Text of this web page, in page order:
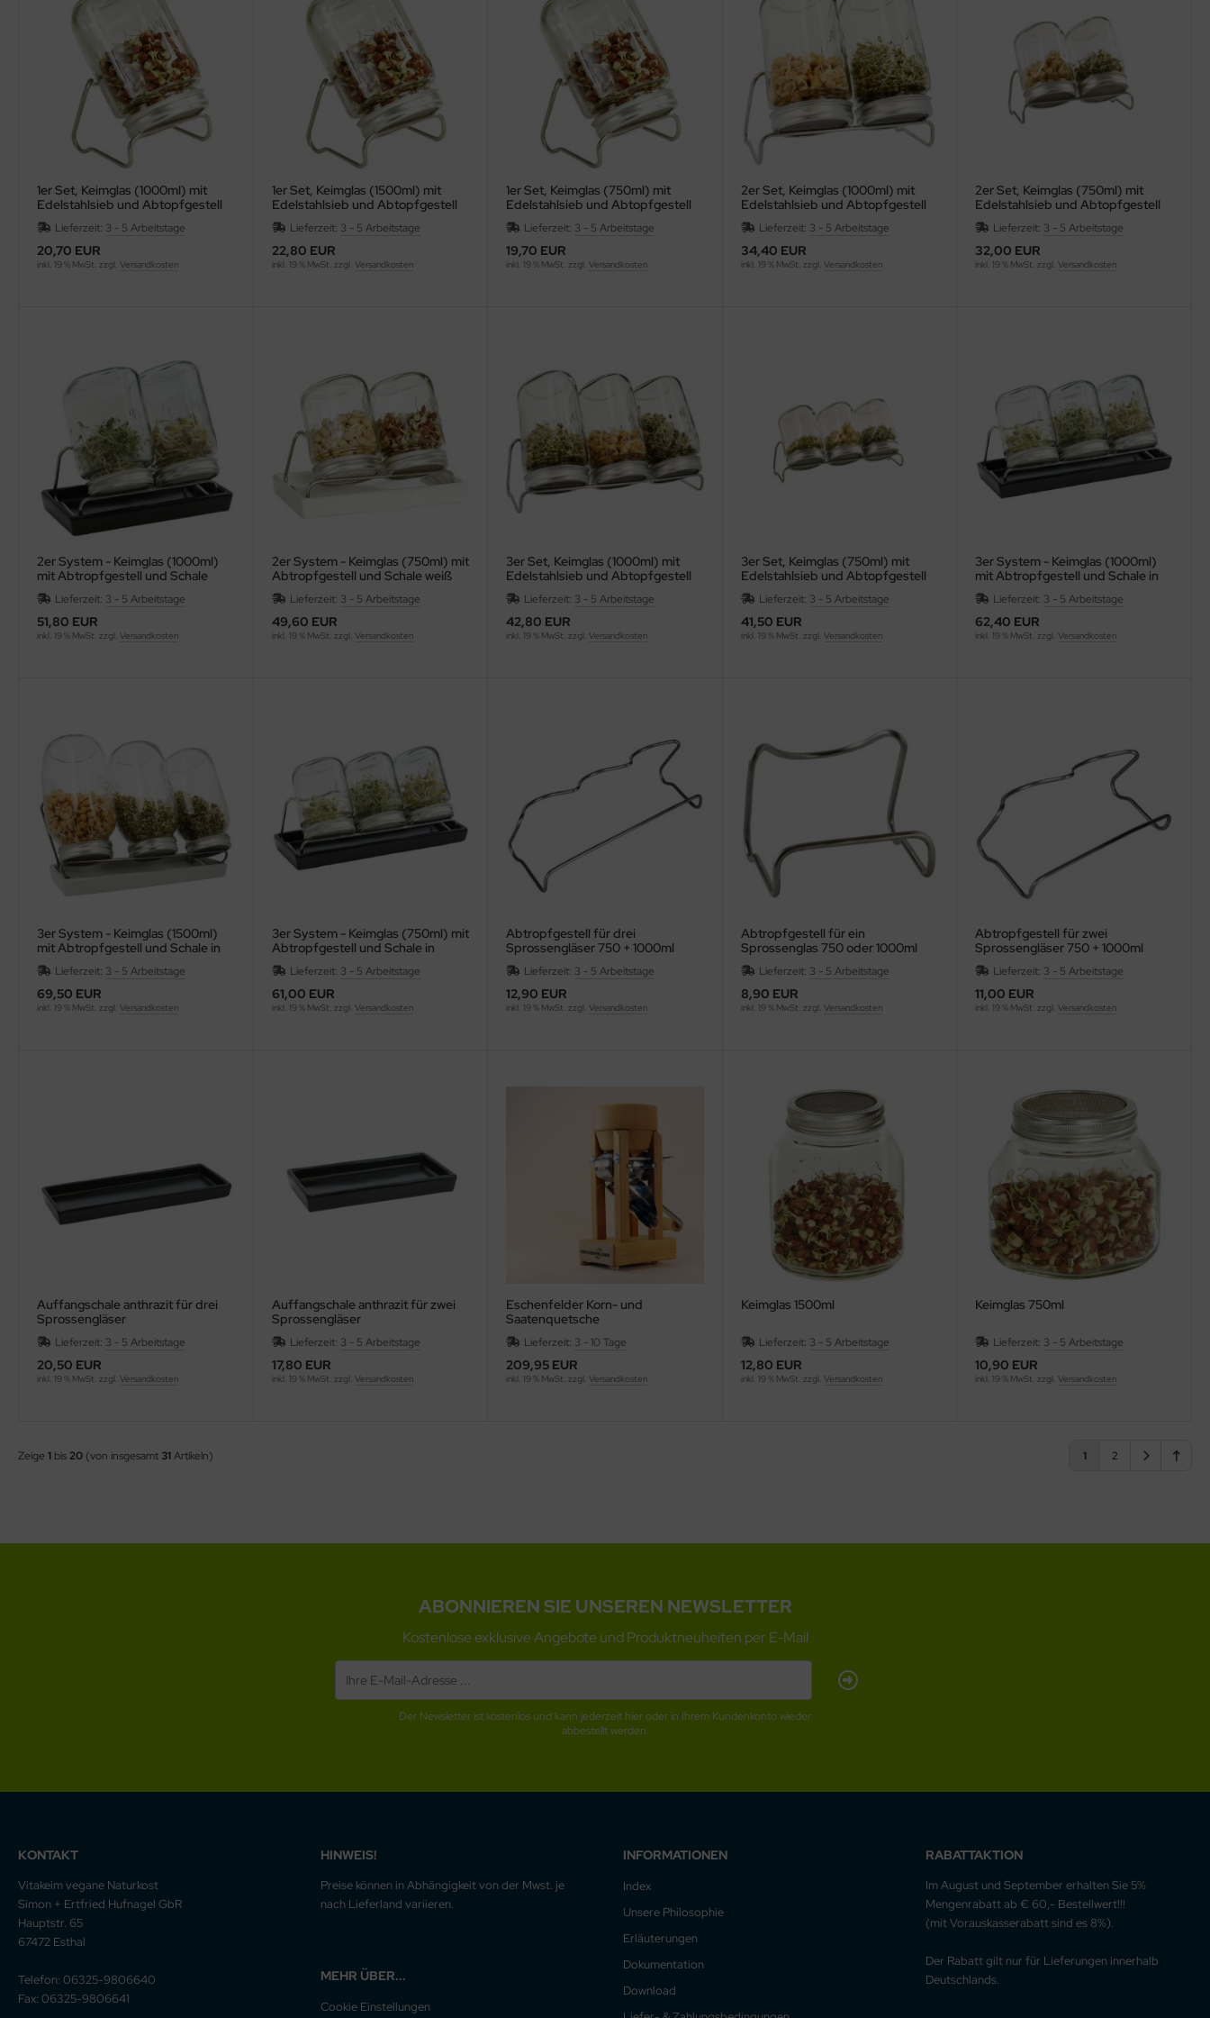
1er Set, Keimglas (1000ml) mit
Edelstahlsieb und Abtopfgestell
Lieferzeit: 3 - 5 Arbeitstage
20,70 EUR
inkl. 19 % MwSt. zzgl. Versandkosten
1er Set, Keimglas (1500ml) mit
Edelstahlsieb und Abtopfgestell
Lieferzeit: 3 - 5 Arbeitstage
22,80 EUR
inkl. 19 % MwSt. zzgl. Versandkosten
1er Set, Keimglas (750ml) mit
Edelstahlsieb und Abtopfgestell
Lieferzeit: 3 - 5 Arbeitstage
19,70 EUR
inkl. 19 % MwSt. zzgl.Versandkosten
2er Set, Keimglas (1000ml) mit
Edelstahlsieb und Abtopfgestell
Lieferzeit: 3 - 5 Arbeitstage
34,40 EUR
inkl. 19 % MwSt. zzgl. Versandkosten
2er Set, Keimglas (750ml) mit
Edelstahlsieb und Abtopfgestell
Lieferzeit: 3 - 5 Arbeitstage
32,00 EUR
inkl. 19 % MwSt. zzgl.Versandkosten
2er System - Keimglas (1000ml)
mit Abtropfgestell und Schale
anthrazit
Lieferzeit: 3 - 5 Arbeitstage
51,80 EUR
inkl. 19 % MwSt. zzgl. Versandkosten
2er System - Keimglas (750ml) mit
Abtropfgestell und Schale weiß
Lieferzeit: 3 - 5 Arbeitstage
49,60 EUR
inkl. 19 % MwSt. zzgl. Versandkosten
3er Set, Keimglas (1000ml) mit
Edelstahlsieb und Abtopfgestell
Lieferzeit: 3 - 5 Arbeitstage
42,80 EUR
inkl. 19 % MwSt. zzgl.Versandkosten
3er Set, Keimglas (750ml) mit
Edelstahlsieb und Abtopfgestell
Lieferzeit: 3 - 5 Arbeitstage
41,50 EUR
inkl. 19 % MwSt. zzgl. Versandkosten
3er System - Keimglas (1000ml)
mit Abtropfgestell und Schale in
antrazit
Lieferzeit: 3 - 5 Arbeitstage
62,40 EUR
inkl. 19 % MwSt. zzgl.Versandkosten
3er System - Keimglas (1500ml)
mit Abtropfgestell und Schale in
weiß
Lieferzeit: 3 - 5 Arbeitstage
69,50 EUR
inkl. 19 % MwSt. zzgl. Versandkosten
3er System - Keimglas (750ml) mit
Abtropfgestell und Schale in
antrazit
Lieferzeit: 3 - 5 Arbeitstage
61,00 EUR
inkl. 19 % MwSt. zzgl. Versandkosten
Abtropfgestell für drei
Sprossengläser 750 + 1000ml
Lieferzeit: 3 - 5 Arbeitstage
12,90 EUR
inkl. 19 % MwSt. zzgl.Versandkosten
Abtropfgestell für ein
Sprossenglas 750 oder 1000ml
Lieferzeit: 3 - 5 Arbeitstage
8,90 EUR
inkl. 19 % MwSt. zzgl. Versandkosten
Abtropfgestell für zwei
Sprossengläser 750 + 1000ml
Lieferzeit: 3 - 5 Arbeitstage
11,00 EUR
inkl. 19 % MwSt. zzgl.Versandkosten
Auffangschale anthrazit für drei
Sprossengläser
Lieferzeit: 3 - 5 Arbeitstage
20,50 EUR
inkl. 19 % MwSt. zzgl. Versandkosten
Auffangschale anthrazit für zwei
Sprossengläser
Lieferzeit: 3 - 5 Arbeitstage
17,80 EUR
inkl. 19 % MwSt. zzgl. Versandkosten
Eschenfelder Korn- und
Saatenquetsche
Lieferzeit: 3 - 10 Tage
209,95 EUR
inkl. 19 % MwSt. zzgl.Versandkosten
Keimglas 1500ml
Lieferzeit: 3 - 5 Arbeitstage
12,80 EUR
inkl. 19 % MwSt. zzgl. Versandkosten
Keimglas 750ml
Lieferzeit: 3 - 5 Arbeitstage
10,90 EUR
inkl. 19 % MwSt. zzgl.Versandkosten
Zeige 1 bis20 (von insgesamt 31Artikeln) 1 2
ABONNIEREN SIE UNSEREN NEWSLETTER
Kostenlose exklusive Angebote und Produktneuheiten per E-Mail
Der Newsletter ist kostenlos und kann jederzeit hier oder in Ihrem Kundenkonto wieder
abbestellt werden.
KONTAKT
Vitakeim vegane Naturkost
Simon + Ertfried Hufnagel GbR
Hauptstr. 65
67472 Esthal
Telefon: 06325-9806640
Fax: 06325-9806641
HINWEIS!
Preise können in Abhängigkeit von der Mwst. je
nach Lieferland variieren.
MEHR ÜBER...
Cookie Einstellungen
INFORMATIONEN
Index
Unsere Philosophie
Erläuterungen
Dokumentation
Download
RABATTAKTION
Im August und September erhalten Sie 5%
Mengenrabatt ab € 60,- Bestellwert!!!
(mit Vorauskasserabatt sind es 8%).
Der Rabatt gilt nur für Lieferungen innerhalb
Deutschlands.
& Pizza
und Knäckebrot in Rohkostqualität
Lebensmittel, verschiedene Produkte
Vitakeimerzeugnisse
Kakao, Süßmittel, Kastanienmehl, Nussmus
fermentiert, unpasteurisiert (Sauerkraut,
Miso, Tamari)
fermentierte, alternative Käsesorten
, Mandel- und Sojakäse)